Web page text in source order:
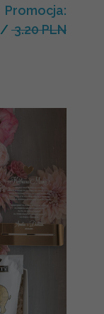
Promocja:
/ 3.20 PLN